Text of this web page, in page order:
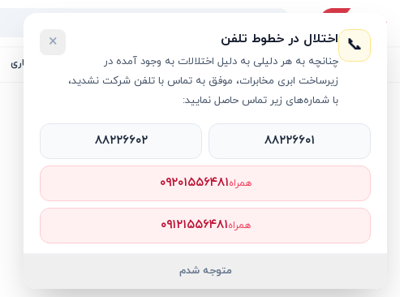
لیست محصولات خرید اقساطی خرید سازمانی فروش عمده و همکاری
مانیتور ال جی
📞 اختلال در خطوط تلفن
چنانچه به هر دلیلی به دلیل اختلالات به وجود آمده در
زیرساخت ابری مخابرات، موفق به تماس با تلفن شرکت نشدید،
با شماره‌های زیر تماس حاصل نمایید:
×
۸۸۲۲۶۶۰۱ ۸۸۲۲۶۶۰۲
همراه۰۹۲۰۱۵۵۶۴۸۱
همراه۰۹۱۲۱۵۵۶۴۸۱
متوجه شدم